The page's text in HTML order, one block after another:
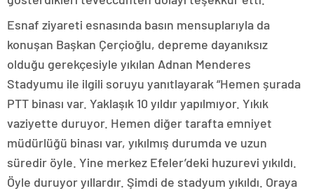
Esnaf ziyareti esnasında basın mensuplarıyla da
konuşan Başkan Çerçioğlu, depreme dayanıksız
olduğu gerekçesiyle yıkılan Adnan Menderes
Stadyumu ile ilgili soruyu yanıtlayarak “Hemen şurada
PTT binası var. Yaklaşık 10 yıldır yapılmıyor. Yıkık
vaziyette duruyor. Hemen diğer tarafta emniyet
müdürlüğü binası var, yıkılmış durumda ve uzun
süredir öyle. Yine merkez Efeler’deki huzurevi yıkıldı.
Öyle duruyor yıllardır. Şimdi de stadyum yıkıldı. Oraya